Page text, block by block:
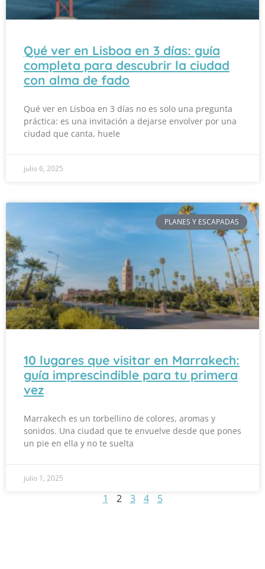
Qué ver en Lisboa en 3 días: guía
completa para descubrir la ciudad
con alma de fado
Qué ver en Lisboa en 3 días no es solo una pregunta
práctica: es una invitación a dejarse envolver por una
ciudad que canta, huele
julio 6, 2025
PLANES Y ESCAPADAS
10 lugares que visitar en Marrakech:
guía imprescindible para tu primera
vez
Marrakech es un torbellino de colores, aromas y
sonidos. Una ciudad que te envuelve desde que pones
un pie en ella y no te suelta
julio 1, 2025
1 2 3 4 5